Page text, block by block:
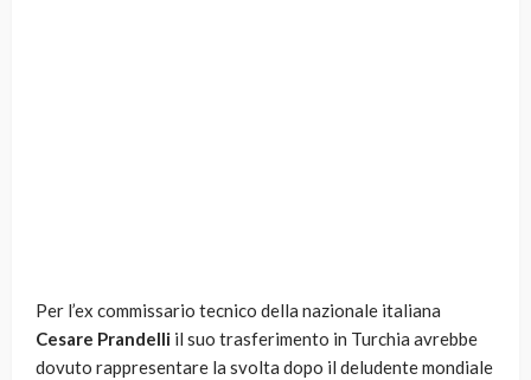
Per l’ex commissario tecnico della nazionale italiana
Cesare Prandelli il suo trasferimento in Turchia avrebbe
dovuto rappresentare la svolta dopo il deludente mondiale